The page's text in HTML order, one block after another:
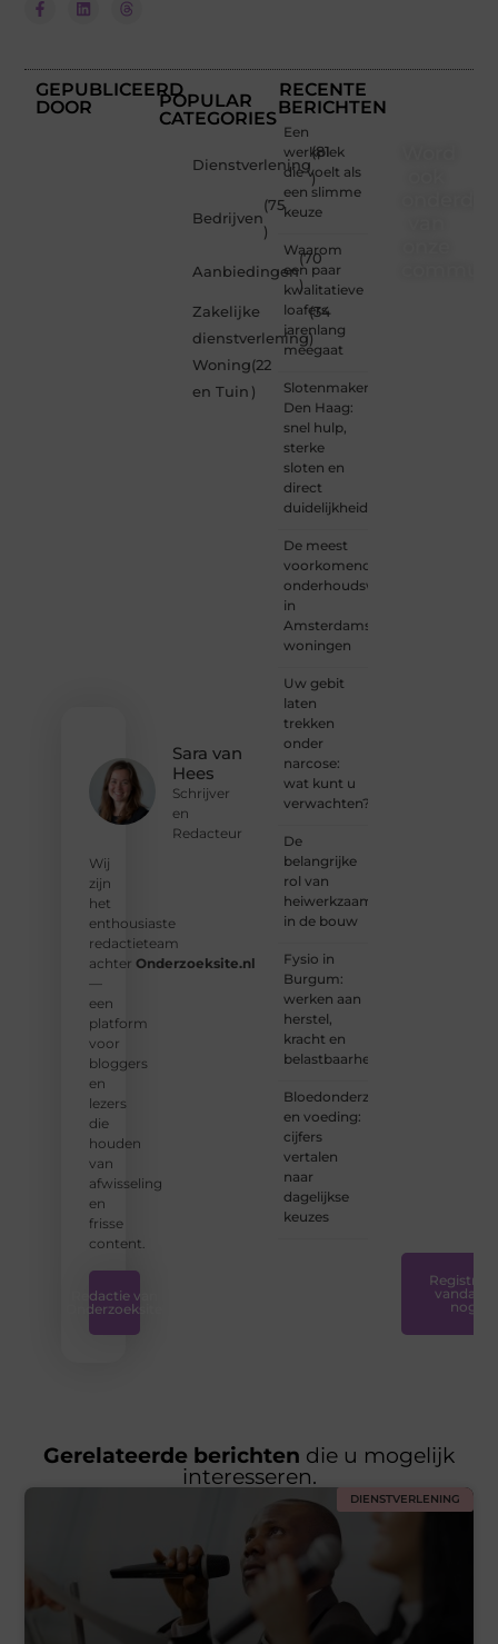
GEPUBLICEERD
DOOR
Sara van
Hees
Schrijver
en
Redacteur
Wij
zijn
het
enthousiaste
redactieteam
achter Onderzoeksite.nl
—
een
platform
voor
bloggers
en
lezers
die
houden
van
afwisseling
en
frisse
content.
Redactie van
Onderzoeksite
POPULAR
CATEGORIES
Dienstverlening
(81
)
Bedrijven
(75
)
Aanbiedingen
(70
)
Zakelijke
dienstverlening
(34
)
Woning
en Tuin
(22
)
RECENTE
BERICHTEN
Een
werkplek
die voelt als
een slimme
keuze
Waarom
een paar
kwalitatieve
loafers
jarenlang
meegaat
Slotenmaker
Den Haag:
snel hulp,
sterke
sloten en
direct
duidelijkheid
De meest
voorkomende
onderhoudswerkzaamheden
in
Amsterdamse
woningen
Uw gebit
laten
trekken
onder
narcose:
wat kunt u
verwachten?
De
belangrijke
rol van
heiwerkzaamheden
in de bouw
Fysio in
Burgum:
werken aan
herstel,
kracht en
belastbaarheid
Bloedonderzoek
en voeding:
cijfers
vertalen
naar
dagelijkse
keuzes
Registreer
vandaag
nog
Gerelateerde berichten die u mogelijk
interesseren.
DIENSTVERLENING